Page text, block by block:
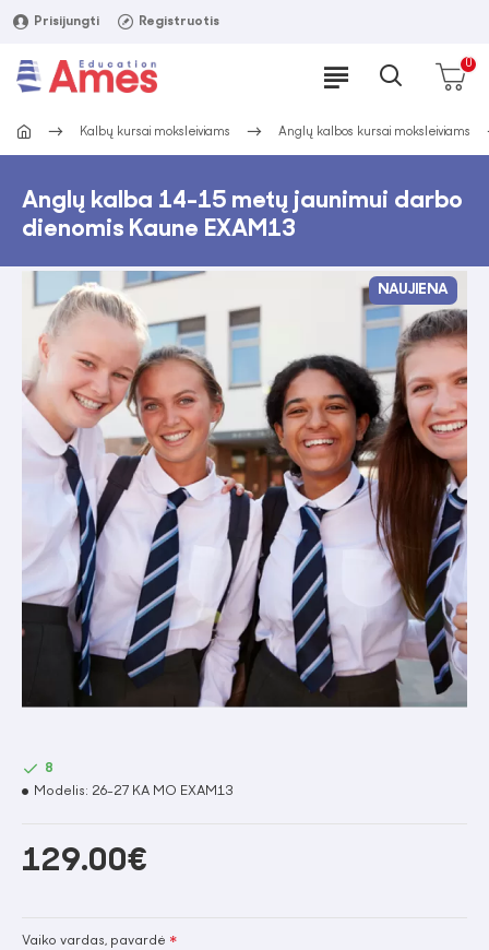
Prisijungti Registruotis
0
Kalbų kursai moksleiviams Anglų kalbos kursai moksleiviams
Anglų kalba 14-15 metų jaunimui darbo
dienomis Kaune EXAM13
NAUJIENA
129.00€
8
Modelis: 26-27 KA MO EXAM13
Vaiko vardas, pavardė